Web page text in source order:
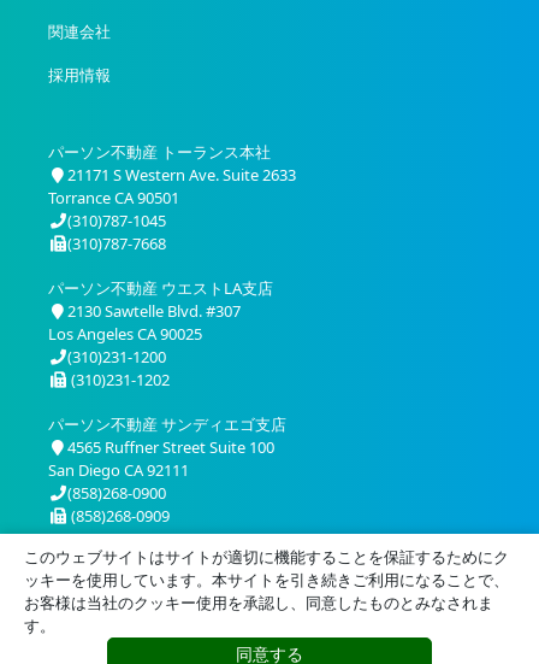
関連会社
採用情報
パーソン不動産 トーランス本社
21171 S Western Ave. Suite 2633
Torrance CA 90501
(310)787-1045
(310)787-7668
パーソン不動産 ウエストLA支店
2130 Sawtelle Blvd. #307
Los Angeles CA 90025
(310)231-1200
(310)231-1202
パーソン不動産 サンディエゴ支店
4565 Ruffner Street Suite 100
San Diego CA 92111
(858)268-0900
(858)268-0909
このウェブサイトはサイトが適切に機能することを保証するためにク
ッキーを使用しています。本サイトを引き続きご利用になることで、
お客様は当社のクッキー使用を承認し、同意したものとみなされま
す。
同意する